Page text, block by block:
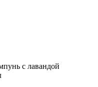
с лавандой